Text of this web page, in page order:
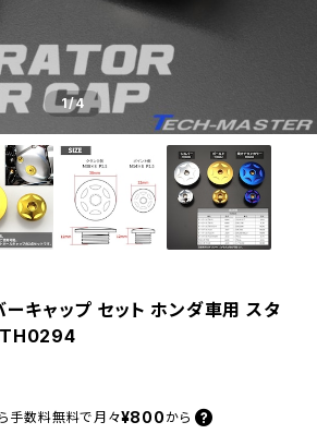
1/4
キャップ セット ホンダ車用 スタ
TH0294
手数料無料で 月々¥800 から